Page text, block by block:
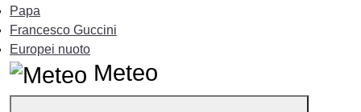
Papa
Francesco Guccini
Europei nuoto
Meteo